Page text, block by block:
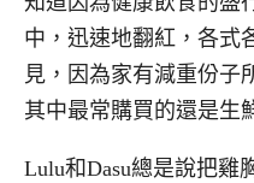
中，迅速地翻紅，各式
見，因為家有減重份子
其中最常購買的還是生
Lulu和Dasu總是說把雞